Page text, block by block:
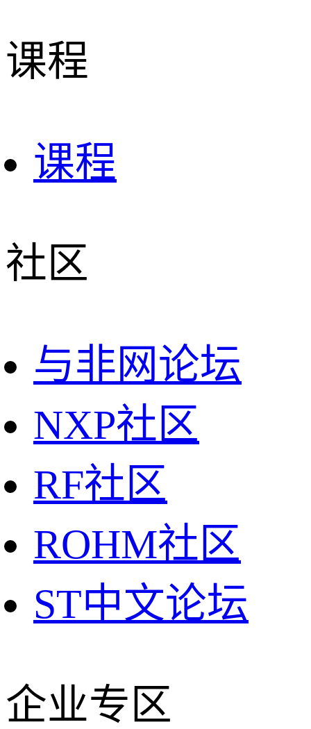
课程
课程
社区
与非网论坛
NXP社区
RF社区
ROHM社区
ST中文论坛
企业专区